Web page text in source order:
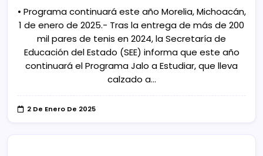
• Programa continuará este año Morelia, Michoacán,
1 de enero de 2025.- Tras la entrega de más de 200
mil pares de tenis en 2024, la Secretaría de
Educación del Estado (SEE) informa que este año
continuará el Programa Jalo a Estudiar, que lleva
calzado a…
2 De Enero De 2025